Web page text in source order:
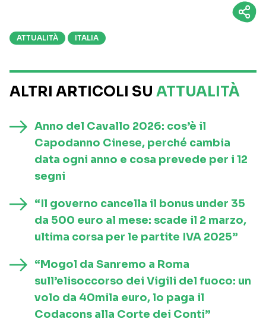
ATTUALITÀ ITALIA
ALTRI ARTICOLI SU ATTUALITÀ
Anno del Cavallo 2026: cos’è il
Capodanno Cinese, perché cambia
data ogni anno e cosa prevede per i 12
segni
“Il governo cancella il bonus under 35
da 500 euro al mese: scade il 2 marzo,
ultima corsa per le partite IVA 2025”
“Mogol da Sanremo a Roma
sull’elisoccorso dei Vigili del fuoco: un
volo da 40mila euro, lo paga il
Codacons alla Corte dei Conti”